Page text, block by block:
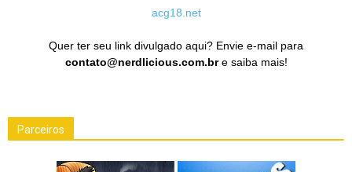
acg18.net
Quer ter seu link divulgado aqui? Envie e-mail para
contato@nerdlicious.com.bre saiba mais!
Parceiros